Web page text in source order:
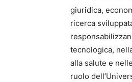
giuridica,
ricerca
tecnologica,
alla salute e
ruolo